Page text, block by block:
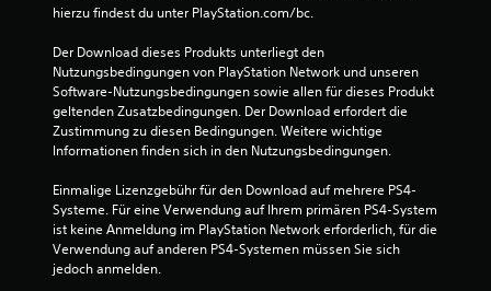
hierzu findest du unter PlayStation.com/bc.
Der Download dieses Produkts unterliegt den
Nutzungsbedingungen von PlayStation Network und unseren
Software-Nutzungsbedingungen sowie allen für dieses Produkt
geltenden Zusatzbedingungen. Der Download erfordert die
Zustimmung zu diesen Bedingungen. Weitere wichtige
Informationen finden sich in den Nutzungsbedingungen.
Einmalige Lizenzgebühr für den Download auf mehrere PS4-
Systeme. Für eine Verwendung auf Ihrem primären PS4-System
ist keine Anmeldung im PlayStation Network erforderlich, für die
Verwendung auf anderen PS4-Systemen müssen Sie sich
jedoch anmelden.